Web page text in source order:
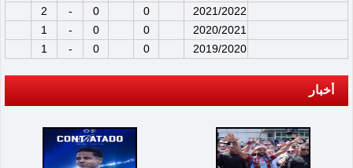
2021/2022
0
0
-
2
2020/2021
0
0
-
1
2019/2020
0
0
-
1
أخبار